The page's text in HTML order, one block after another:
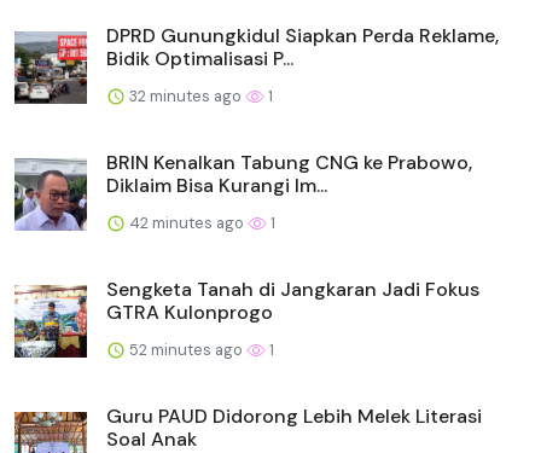
DPRD Gunungkidul Siapkan Perda Reklame,
Bidik Optimalisasi P...
32 minutes ago 1
BRIN Kenalkan Tabung CNG ke Prabowo,
Diklaim Bisa Kurangi Im...
42 minutes ago 1
Sengketa Tanah di Jangkaran Jadi Fokus
GTRA Kulonprogo
52 minutes ago 1
Guru PAUD Didorong Lebih Melek Literasi
Soal Anak